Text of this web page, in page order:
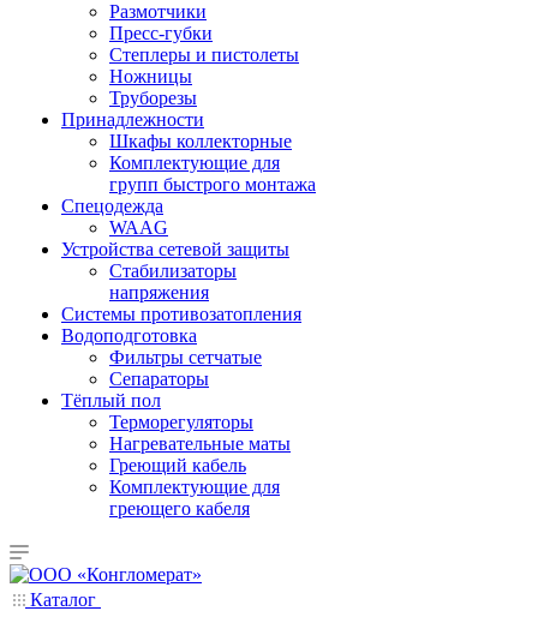
Размотчики
Пресс-губки
Степлеры и пистолеты
Ножницы
Труборезы
Принадлежности
Шкафы коллекторные
Комплектующие для
групп быстрого монтажа
Спецодежда
WAAG
Устройства сетевой защиты
Стабилизаторы
напряжения
Системы противозатопления
Водоподготовка
Фильтры сетчатые
Сепараторы
Тёплый пол
Терморегуляторы
Нагревательные маты
Греющий кабель
Комплектующие для
греющего кабеля
Каталог